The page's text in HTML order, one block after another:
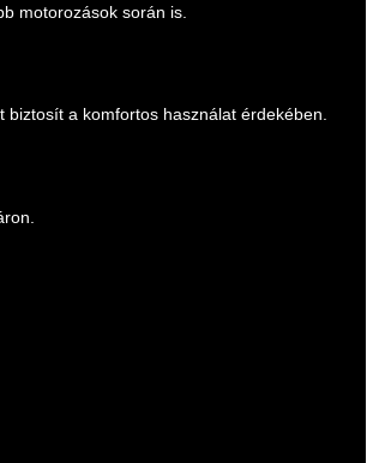
motorozások során is.
a komfortos használat érdekében.